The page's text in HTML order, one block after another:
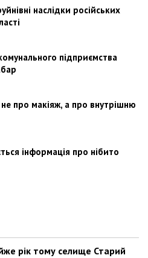
наслідки російських
підприємства
про макіяж, а про внутрішню
інформація про нібито
рік тому селище Старий